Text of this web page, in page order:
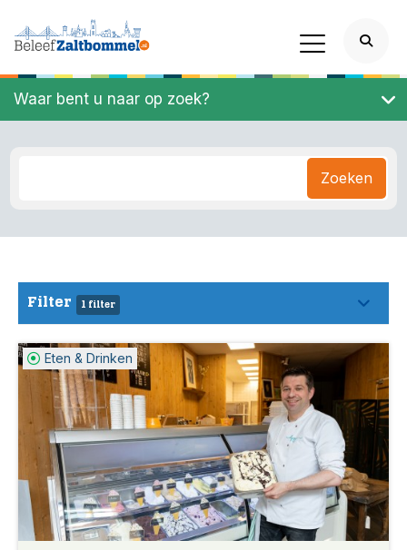
Waar bent u naar op zoek?
Zoeken
Filter 1 filter
Eten & Drinken